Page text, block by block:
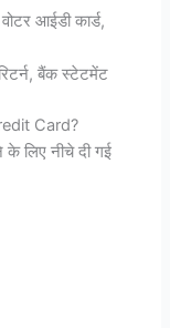
आईडी कार्ड,
बैंक स्टेटमेंट
Card?
लिए नीचे दी गई